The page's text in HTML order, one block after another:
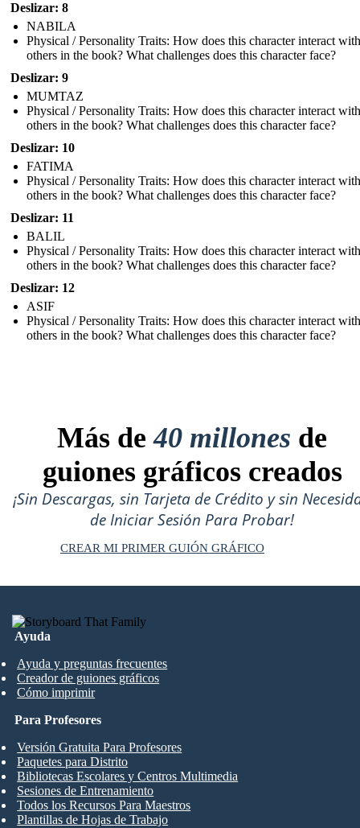
Deslizar: 8
NABILA
Physical / Personality Traits: How does this character interact with
others in the book? What challenges does this character face?
Deslizar: 9
MUMTAZ
Physical / Personality Traits: How does this character interact with
others in the book? What challenges does this character face?
Deslizar: 10
FATIMA
Physical / Personality Traits: How does this character interact with
others in the book? What challenges does this character face?
Deslizar: 11
BALIL
Physical / Personality Traits: How does this character interact with
others in the book? What challenges does this character face?
Deslizar: 12
ASIF
Physical / Personality Traits: How does this character interact with
others in the book? What challenges does this character face?
Más de40 millones de
guiones gráficos creados
¡Sin Descargas, sin Tarjeta de Crédito y sin
de Iniciar Sesión Para Probar!
CREAR MI PRIMER GUIÓN GRÁFICO
Ayuda
Ayuda y preguntas frecuentes
Creador de guiones gráficos
Cómo imprimir
Para Profesores
Versión Gratuita Para Profesores
Paquetes para Distrito
Bibliotecas Escolares y Centros Multimedia
Sesiones de Entrenamiento
Todos los Recursos Para Maestros
Plantillas de Hojas de Trabajo